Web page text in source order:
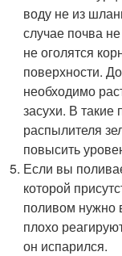
воду не из
случае почва
не оголятся
поверхности.
необходимо
засухи. В
распылителя
повысить
Если вы
которой
поливом нужно
плохо
он испарился.